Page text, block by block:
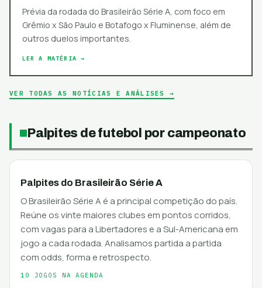
Prévia da rodada do Brasileirão Série A, com foco em
Grêmio x São Paulo e Botafogo x Fluminense, além de
outros duelos importantes.
LER A MATÉRIA →
VER TODAS AS NOTÍCIAS E ANÁLISES →
Palpites de futebol por campeonato
Palpites do Brasileirão Série A
O Brasileirão Série A é a principal competição do país.
Reúne os vinte maiores clubes em pontos corridos,
com vagas para a Libertadores e a Sul-Americana em
jogo a cada rodada. Analisamos partida a partida
com odds, forma e retrospecto.
10 JOGOS NA AGENDA